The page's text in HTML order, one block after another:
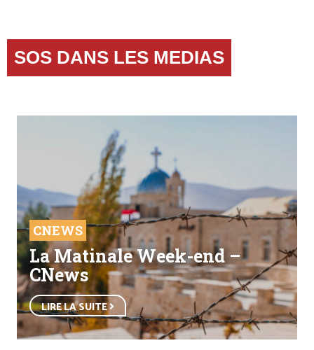
SOS DANS LES MEDIAS
CNEWS
La Matinale Week-end –
CNews
LIRE LA SUITE